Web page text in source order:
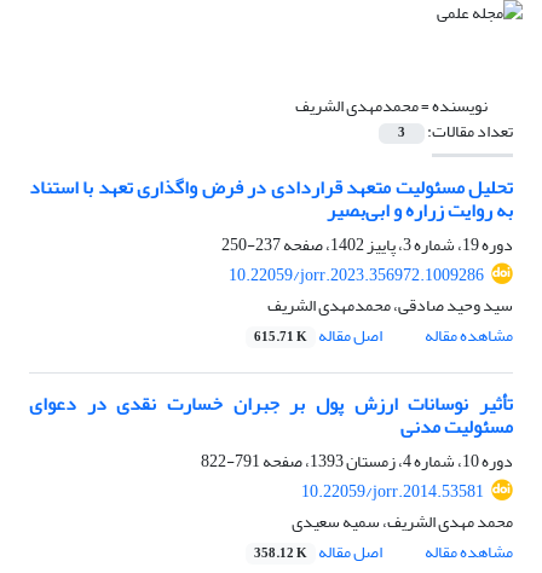
نویسنده =محمدمهدی الشریف
تعداد مقالات: 3
تحلیل مسئولیت متعهد قراردادی در فرض واگذاری تعهد با استناد
به روایت زراره و ابی‌بصیر
دوره 19، شماره 3، پاییز 1402، صفحه
237-250
10.22059/jorr.2023.356972.1009286
سید وحید صادقی، محمدمهدی الشریف
مشاهده مقاله
اصل مقاله 615.71 K
تأثیر نوسانات ارزش پول بر جبران خسارت نقدی در دعوای
مسئولیت مدنی
دوره 10، شماره 4، زمستان 1393، صفحه
791-822
10.22059/jorr.2014.53581
محمد مهدی الشریف، سمیه سعیدی
مشاهده مقاله
اصل مقاله 358.12 K